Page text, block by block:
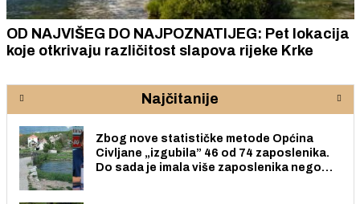
OD NAJVIŠEG DO NAJPOZNATIJEG: Pet lokacija
koje otkrivaju različitost slapova rijeke Krke
Najčitanije
Zbog nove statističke metode Općina
Civljane „izgubila” 46 od 74 zaposlenika.
Do sada je imala više zaposlenika nego